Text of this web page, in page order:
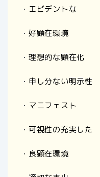
・エビデントな
・好顕在環境
・理想的な顕在化
・申し分ない明示性
・マニフェスト
・可視性の充実した
・良顕在環境